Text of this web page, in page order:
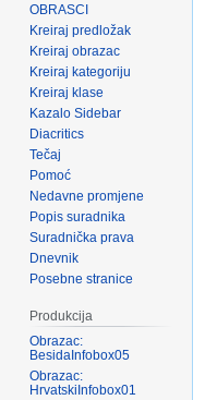
OBRASCI
Kreiraj predložak
Kreiraj obrazac
Kreiraj kategoriju
Kreiraj klase
Kazalo Sidebar
Diacritics
Tečaj
Pomoć
Nedavne promjene
Popis suradnika
Suradnička prava
Dnevnik
Posebne stranice
Produkcija
Obrazac:
BesidaInfobox05
Obrazac:
HrvatskiInfobox01